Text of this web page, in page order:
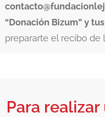
“Donación Bizum” y
prepararte el recibo de
Para